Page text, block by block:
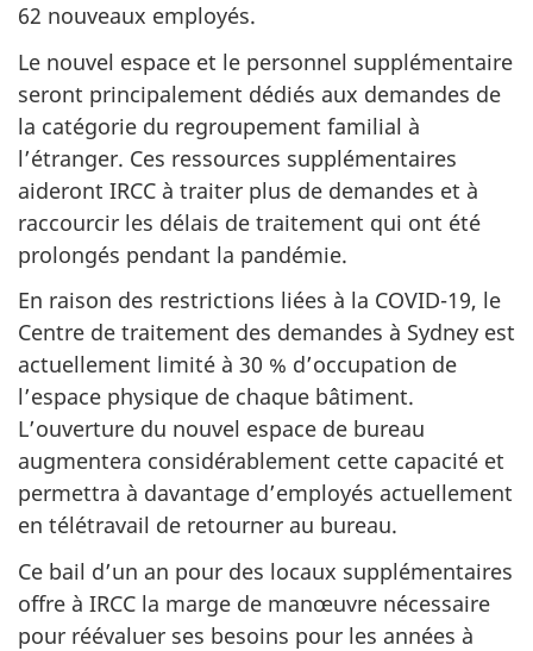
62 nouveaux employés.
Le nouvel espace et le personnel supplémentaire
seront principalement dédiés aux demandes de
la catégorie du regroupement familial à
l’étranger. Ces ressources supplémentaires
aideront IRCC à traiter plus de demandes et à
raccourcir les délais de traitement qui ont été
prolongés pendant la pandémie.
En raison des restrictions liées à la COVID-19, le
Centre de traitement des demandes à Sydney est
actuellement limité à 30 % d’occupation de
l’espace physique de chaque bâtiment.
L’ouverture du nouvel espace de bureau
augmentera considérablement cette capacité et
permettra à davantage d’employés actuellement
en télétravail de retourner au bureau.
Ce bail d’un an pour des locaux supplémentaires
offre à IRCC la marge de manœuvre nécessaire
pour réévaluer ses besoins pour les années à